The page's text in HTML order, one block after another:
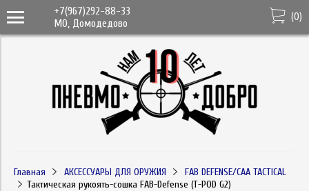
+7(967)292-88-33
МО, Домодедово
(0)
Главная АКСЕССУАРЫ ДЛЯ ОРУЖИЯ
FAB DEFENSE/CAA TACTICAL
Тактическая рукоять-сошка FAB-Defense (T-POD G2)